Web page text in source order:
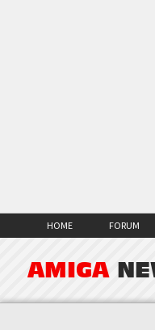
HOME FORUM
AMIGA